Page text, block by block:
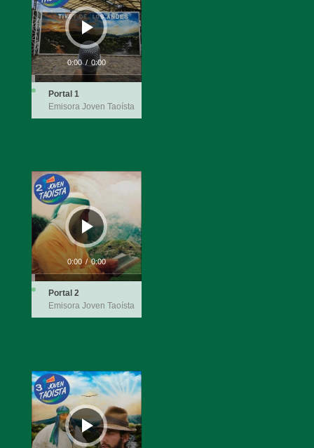
audio
0:00 / 0:00
Portal 1
Emisora Joven Taoísta
Reproductor
de
audio
0:00 / 0:00
Portal 2
Emisora Joven Taoísta
Reproductor
de
audio